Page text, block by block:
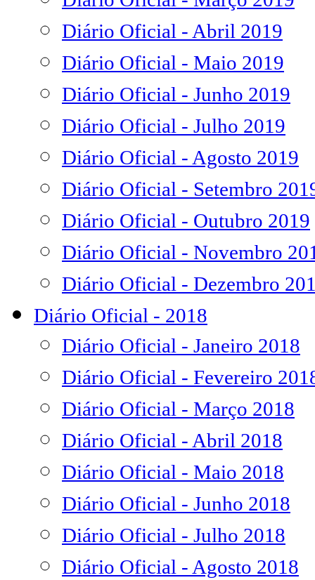
Diário Oficial - Abril 2019
Diário Oficial - Maio 2019
Diário Oficial - Junho 2019
Diário Oficial - Julho 2019
Diário Oficial - Agosto 2019
Diário Oficial - Setembro
Diário Oficial - Outubro 2019
Diário Oficial - Novembro
Diário Oficial - Dezembro
Diário Oficial - 2018
Diário Oficial - Janeiro 2018
Diário Oficial - Fevereiro
Diário Oficial - Março 2018
Diário Oficial - Abril 2018
Diário Oficial - Maio 2018
Diário Oficial - Junho 2018
Diário Oficial - Julho 2018
Diário Oficial - Agosto 2018